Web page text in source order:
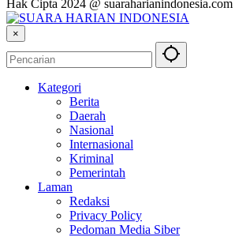
Hak Cipta 2024 @ suaraharianindonesia.com
×
Kategori
Berita
Daerah
Nasional
Internasional
Kriminal
Pemerintah
Laman
Redaksi
Privacy Policy
Pedoman Media Siber